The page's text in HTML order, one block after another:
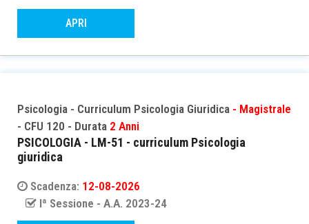
APRI
Psicologia - Curriculum Psicologia Giuridica - Magistrale
- CFU 120 - Durata 2 Anni
PSICOLOGIA - LM-51 - curriculum Psicologia
giuridica
Scadenza: 12-08-2026
Iª Sessione - A.A. 2023-24